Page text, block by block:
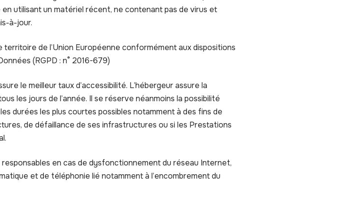
en utilisant un matériel récent, ne contenant pas de virus et
à-jour.
de l’Union Européenne conformément aux dispositions
(RGPD : n° 2016-679)
le meilleur taux d’accessibilité. L’hébergeur assure la
les jours de l’année. Il se réserve néanmoins la possibilité
durées les plus courtes possibles notamment à des fins de
de défaillance de ses infrastructures ou si les Prestations
en cas de dysfonctionnement du réseau Internet,
et de téléphonie lié notamment à l’encombrement du